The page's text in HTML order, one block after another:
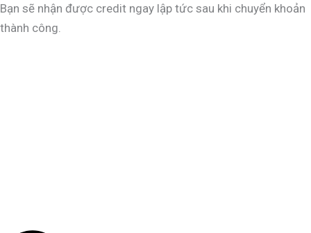
Bạn sẽ nhận được credit ngay lập tức sau khi chuyển khoản
thành công.